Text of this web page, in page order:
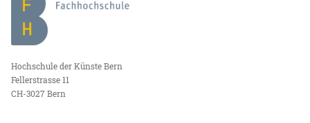
Hochschule der Künste Bern
Fellerstrasse 11
CH-3027 Bern